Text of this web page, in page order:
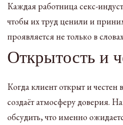
Каждая работница секс-
чтобы их труд ценили и
проявляется не только в
Открытость и
Когда клиент открыт и честен
создаёт атмосферу доверия.
обсудить, что именно